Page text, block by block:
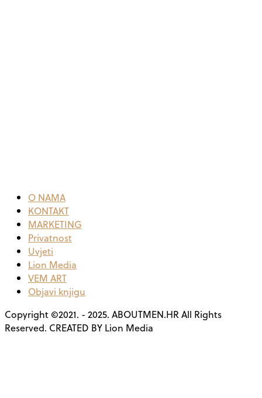
O NAMA
KONTAKT
MARKETING
Privatnost
Uvjeti
Lion Media
VEM ART
Objavi knjigu
Copyright ©2021. - 2025. ABOUTMEN.HR All Rights
Reserved. CREATED BY Lion Media